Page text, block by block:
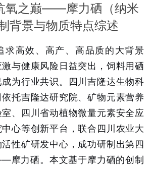
氧之巅——摩力硒（纳米
背景与物质特点综述
求高效、高产、高品质的大背景
与健康风险日益突出，饲料用硒
为行业共识。四川吉隆达生物科
托吉隆达研究院、矿物元素营养
、四川省动植物微量元素安全应
心等创新平台，联合四川农业大
性矿研发中心，成功研制出第四
摩力硒。本文基于摩力硒的创制